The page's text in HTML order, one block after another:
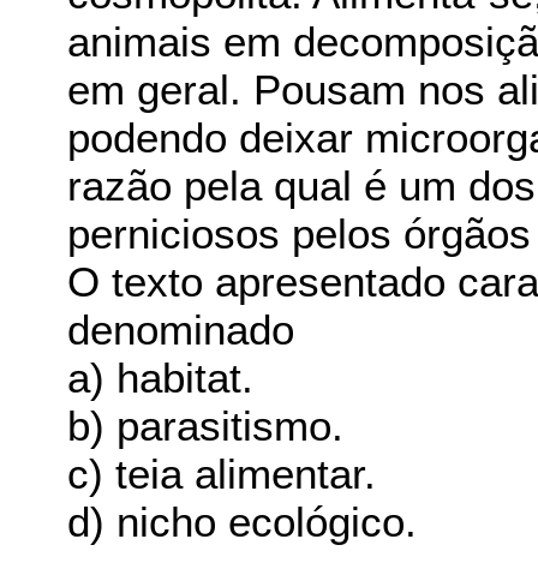
animais em
em geral. Pousam nos
podendo deixar
razão pela qual é um
perniciosos pelos
O texto apresentado
denominado
a) habitat.
b) parasitismo.
c) teia alimentar.
d) nicho ecológico.